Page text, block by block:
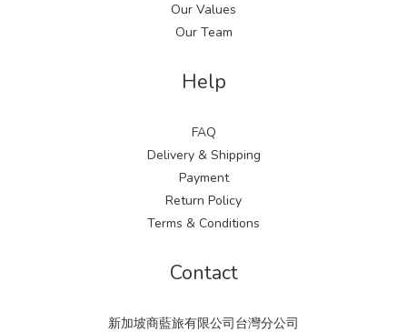
Our Values
Our Team
Help
FAQ
Delivery & Shipping
Payment
Return Policy
Terms & Conditions
Contact
新加坡商藍旅有限公司台灣分公司